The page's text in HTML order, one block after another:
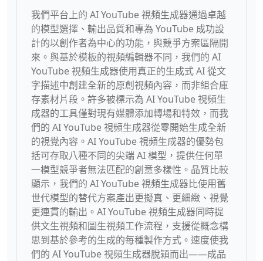
我們平台上的 AI YouTube 視頻生成器通過卓越
的模型選擇、輸出品質和專為 YouTube 成功設
計的以創作者為中心的功能，與競爭方案區隔開
來。與基於模板的視頻編輯器不同，我們的 AI
YouTube 視頻生成器使用真正的生成式 AI 從文
字描述中創建全新的原創視頻內容，而非組合庫
存素材片段。許多被標示為 AI YouTube 視頻生
成器的工具僅對現有媒體添加轉場和特效，而我
們的 AI YouTube 視頻生成器從零開始生成全新
的視覺內容。AI YouTube 視頻生成器的優勢包
括可存取八種不同的尖端 AI 模型，提供任何單
一模型競爭者無法匹配的創意多樣性。品質比較
顯示，我們的 AI YouTube 視頻生成器比使用舊
世代模型的替代方案產出更擬真、更細緻、視覺
更連貫的輸出。AI YouTube 視頻生成器同時提
供文生視頻和圖生視頻工作流程，支援從概念構
思到基於參考的生成的每種製作方式。速度使我
們的 AI YouTube 視頻生成器脫穎而出——成品